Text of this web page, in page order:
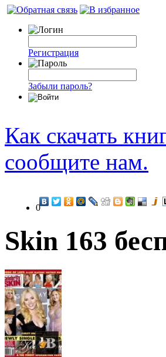
Регистрация
Забыли пароль?
Как скачать
сообщите нам.
0
Skin 163